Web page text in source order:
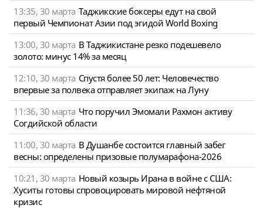
13:35, 30 марта Таджикские боксеры едут на свой
первый Чемпионат Азии под эгидой World Boxing
13:00, 30 марта В Таджикистане резко подешевело
золото: минус 14% за месяц
12:10, 30 марта Спустя более 50 лет: Человечество
впервые за полвека отправляет экипаж на Луну
11:36, 30 марта Что поручил Эмомали Рахмон активу
Согдийской области
11:00, 30 марта В Душанбе состоится главный забег
весны: определены призовые полумарафона-2026
10:21, 30 марта Новый козырь Ирана в войне с США:
Хуситы готовы спровоцировать мировой нефтяной
кризис